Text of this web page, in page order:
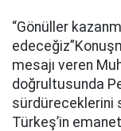
“Gönüller
mesajı veren
doğrultusunda
sürdüreceklerini
Türkeş’in